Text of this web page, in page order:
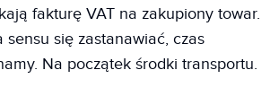
fakturę VAT na zakupiony towar.
sensu się zastanawiać, czas
Na początek środki transportu.